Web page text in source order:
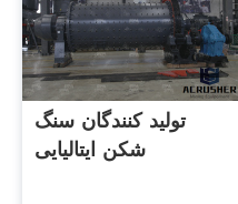
تولید کنندگان سنگ
شکن ایتالیایی